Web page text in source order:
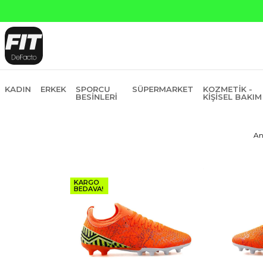
KADIN ERKEK
SPORCU
BESINLERI
SÜPERMARKET
KOZMETIK -
KIŞISEL BAKIM
KARGO
BEDAVA!